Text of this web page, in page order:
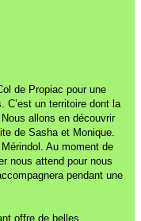
de Propiac pour une
C’est un territoire dont la
allons en découvrir
de Sasha et Monique.
Au moment de
nous attend pour nous
pendant une
offre de belles